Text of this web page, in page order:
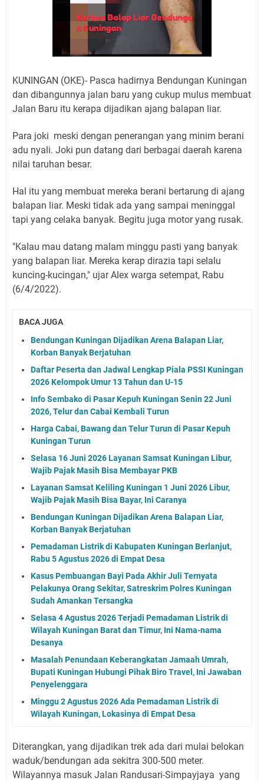
Ini Empat Lokasi Samsat Keliling Kuningan Jumat 7
Agustus 2026
KUNINGAN (OKE)- Pasca hadirnya Bendungan Kuningan
dan dibangunnya jalan baru yang cukup mulus membuat
Jalan Baru itu kerapa dijadikan ajang balapan liar.
Para joki meski dengan penerangan yang minim berani
adu nyali. Joki pun datang dari berbagai daerah karena
nilai taruhan besar.
Hal itu yang membuat mereka berani bertarung di ajang
balapan liar. Meski tidak ada yang sampai meninggal
tapi yang celaka banyak. Begitu juga motor yang rusak.
"Kalau mau datang malam minggu pasti yang banyak
yang balapan liar. Mereka kerap dirazia tapi selalu
kuncing-kucingan," ujar Alex warga setempat, Rabu
(6/4/2022).
BACA JUGA
Bendungan Kuningan Dijadikan Arena Balapan Liar,
Korban Banyak Berjatuhan
Daftar Peserta dan Jadwal Lengkap Piala PSSI Kuningan
2026 Kelompok Umur 13 Tahun dan U-15
Info Sembako di Pasar Kepuh Kuningan Senin 22 Juni
2026, Telur dan Cabai Kembali Turun
Harga Cabai, Bawang dan Telur Turun di Pasar Kepuh
Kuningan Turun
Selasa 16 Juni 2026 Layanan Samsat Kuningan Libur,
Wajib Pajak Masih Bisa Membayar PKB
Layanan Samsat Keliling Kuningan 1 Juni 2026 Libur,
Wajib Pajak Masih Bisa Bayar, Ini Caranya
Bendungan Kuningan Dijadikan Arena Balapan Liar,
Korban Banyak Berjatuhan
Pemadaman Listrik di Kabupaten Kuningan Berlanjut,
Rabu 5 Agustus 2026 di Empat Desa
Kasus Pembuangan Bayi Pada Akhir Juli Ternyata
Pelakunya Orang Sekitar, Satreskrim Polres Kuningan
Sudah Amankan Tersangka
Selasa 4 Agustus 2026 Terjadi Pemadaman Listrik di
Wilayah Kuningan Barat dan Timur, Ini Nama-nama
Desanya
Masalah Penundaan Keberangkatan Jamaah Umrah,
Bupati Kuningan Hubungi Pihak Biro Travel, Ini Jawaban
Penyelenggara
Minggu 2 Agustus 2026 Ada Pemadaman Listrik di
Wilayah Kuningan, Lokasinya di Empat Desa
Diterangkan, yang dijadikan trek ada dari mulai belokan
waduk/bendungan ada sekitra 300-500 meter.
Wilayannya masuk Jalan Randusari-Simpayjaya yang